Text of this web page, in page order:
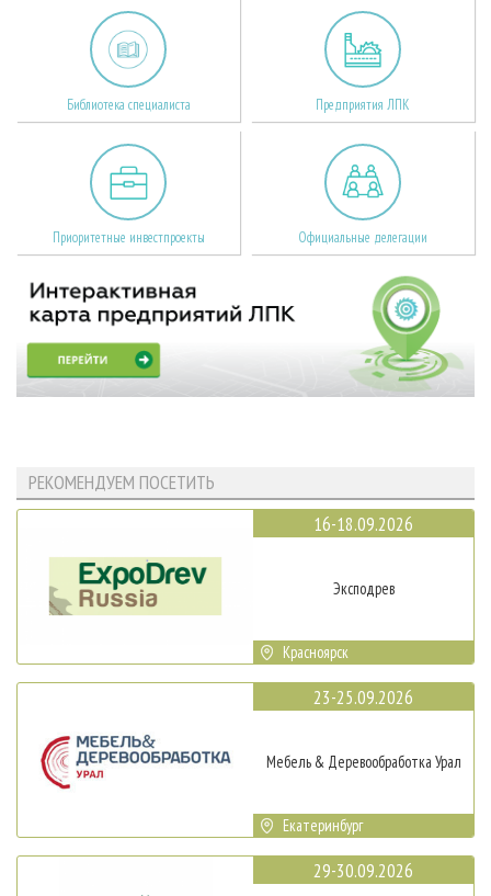
Библиотека специалиста Предприятия ЛПК
Приоритетные инвестпроекты Официальные делегации
РЕКОМЕНДУЕМ ПОСЕТИТЬ
16-18.09.2026
Эксподрев
Красноярск
23-25.09.2026
Мебель & Деревообработка Урал
Екатеринбург
29-30.09.2026